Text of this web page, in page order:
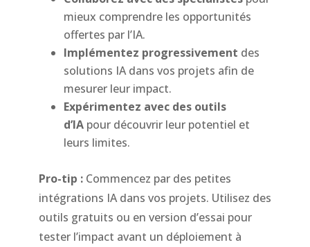
mieux comprendre les opportunités
offertes par l’IA.
Implémentez progressivement des
solutions IA dans vos projets afin de
mesurer leur impact.
Expérimentez avec des outils
d’IA pour découvrir leur potentiel et
leurs limites.
Pro-tip : Commencez par des petites
intégrations IA dans vos projets. Utilisez des
outils gratuits ou en version d’essai pour
tester l’impact avant un déploiement à